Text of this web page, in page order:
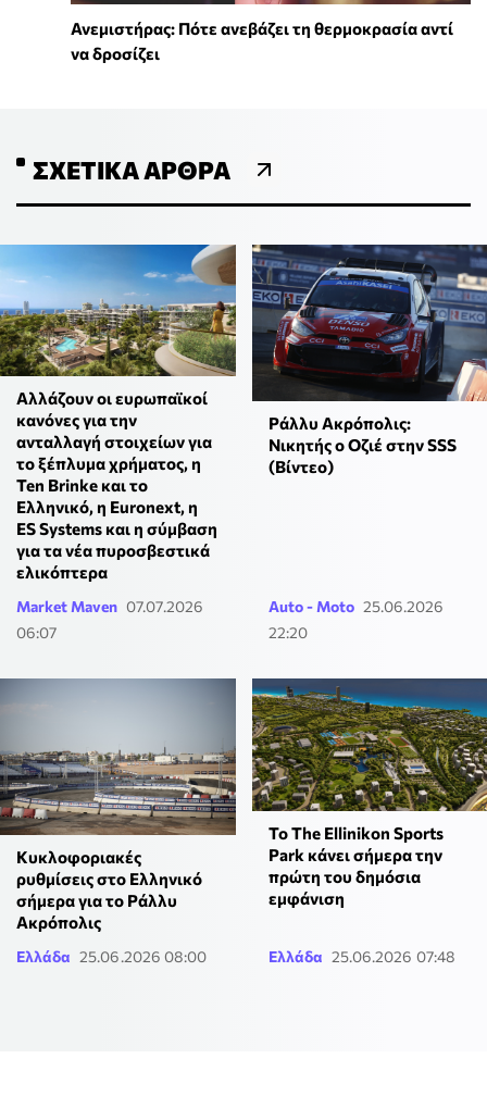
Ανεμιστήρας: Πότε ανεβάζει τη θερμοκρασία αντί
να δροσίζει
ΣΧΕΤΙΚΆ ΆΡΘΡΑ
Αλλάζουν οι ευρωπαϊκοί
κανόνες για την
ανταλλαγή στοιχείων για
το ξέπλυμα χρήματος, η
Ten Brinke και το
Ελληνικό, η Euronext, η
ES Systems και η σύμβαση
για τα νέα πυροσβεστικά
ελικόπτερα
Market Maven 07.07.2026
06:07
Ράλλυ Ακρόπολις:
Νικητής ο Οζιέ στην SSS
(Βίντεο)
Auto - Moto 25.06.2026
22:20
Κυκλοφοριακές
ρυθμίσεις στο Ελληνικό
σήμερα για το Ράλλυ
Ακρόπολις
Ελλάδα 25.06.2026 08:00
Το The Ellinikon Sports
Park κάνει σήμερα την
πρώτη του δημόσια
εμφάνιση
Ελλάδα 25.06.2026 07:48